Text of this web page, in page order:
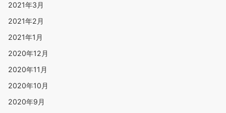
2021年3月
2021年2月
2021年1月
2020年12月
2020年11月
2020年10月
2020年9月